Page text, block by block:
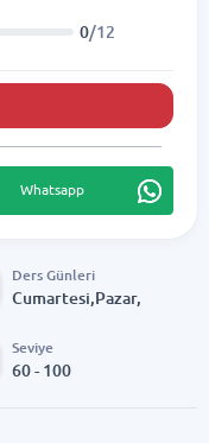
Ders Günleri
Cumartesi,Pazar,
Seviye
60 - 100
0/12
Whatsapp